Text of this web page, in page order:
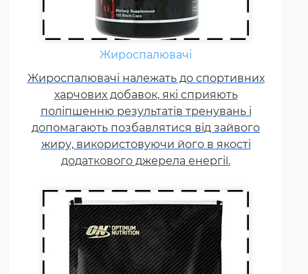
Жироспалювачі
Жироспалювачі належать до спортивних
харчових добавок, які сприяють
поліпшенню результатів тренувань і
допомагають позбавлятися від зайвого
жиру, використовуючи його в якості
додаткового джерела енергії.
Гейнер (від англ. Gain - приріст,
добавка) - харчова добавка при
спортивному харчуванні.
Містить, головним чином,
вуглеводи (прості або складні,
від чого залежить ціна товару) і
білок (як правило концентрат
сироваткового білка, але
зустрічаються і
мультикомпонентні за складом
білка гейнери).